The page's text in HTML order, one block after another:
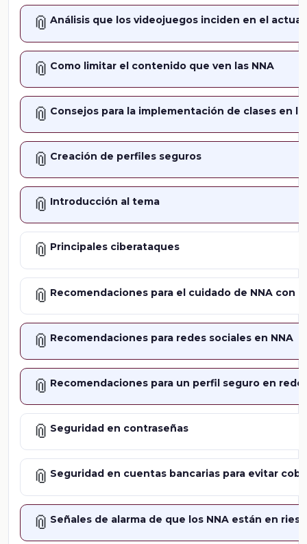
📎 Análisis que los videojuegos inciden en el actuar
📎 Como limitar el contenido que ven las NNA
📎 Consejos para la implementación de clases en
📎 Creación de perfiles seguros
📎 Introducción al tema
📎 Principales ciberataques
📎 Recomendaciones para el cuidado de NNA con
📎 Recomendaciones para redes sociales en NNA
📎 Recomendaciones para un perfil seguro en
📎 Seguridad en contraseñas
📎 Seguridad en cuentas bancarias para evitar
📎 Señales de alarma de que los NNA están en